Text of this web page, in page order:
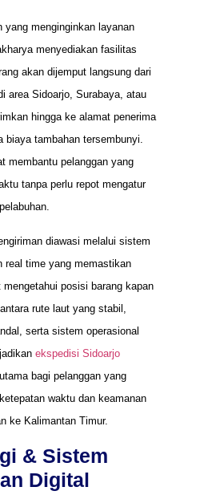
yang menginginkan layanan
menyediakan fasilitas
akan dijemput langsung dari
area Sidoarjo, Surabaya, atau
hingga ke alamat penerima
biaya tambahan tersembunyi.
membantu pelanggan yang
tanpa perlu repot mengatur
diawasi melalui sistem
real time yang memastikan
mengetahui posisi barang kapan
rute laut yang stabil,
serta sistem operasional
ekspedisi Sidoarjo
bagi pelanggan yang
waktu dan keamanan
ke Kalimantan Timur.
& Sistem
Digital